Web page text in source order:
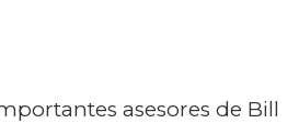
asesores de Bill